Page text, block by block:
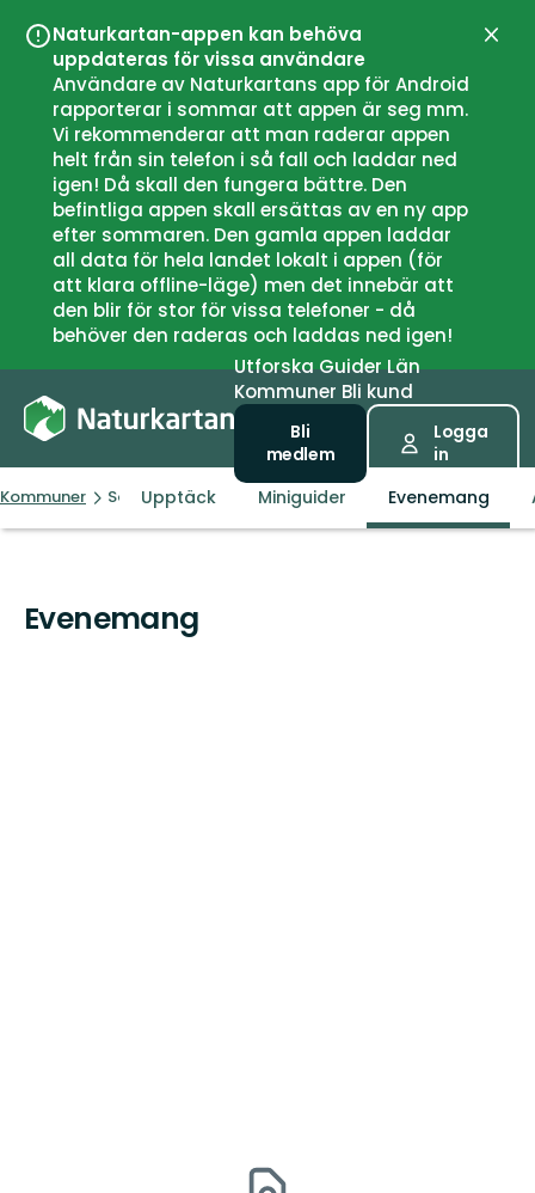
Naturkartan-appen kan behöva
uppdateras för vissa användare
Användare av Naturkartans app för Android
rapporterar i sommar att appen är seg mm.
Vi rekommenderar att man raderar appen
helt från sin telefon i så fall och laddar ned
igen! Då skall den fungera bättre. Den
befintliga appen skall ersättas av en ny app
efter sommaren. Den gamla appen laddar
all data för hela landet lokalt i appen (för
att klara offline-läge) men det innebär att
den blir för stor för vissa telefoner - då
behöver den raderas och laddas ned igen!
UtforskaGuiderLän
Kommuner Bli kund
Bli
medlem
Logga
in
Kommuner SogndalUpptäck Miniguider Evenemang
Evenemang